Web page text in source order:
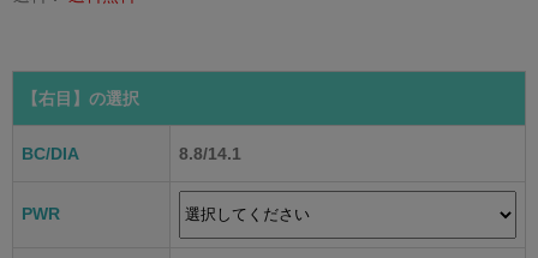
【右目】 の選択
BC/DIA 8.8/14.1
PWR